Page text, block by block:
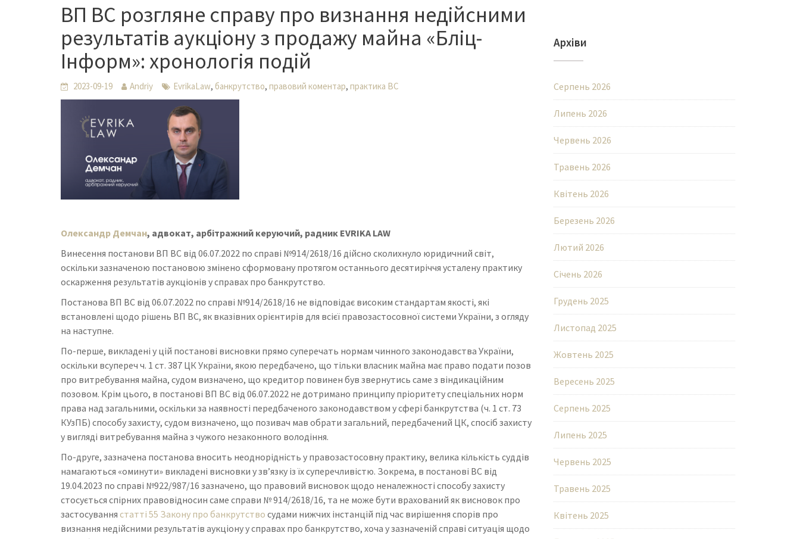
ВП ВС розгляне справу про визнання недійсними
результатів аукціону з продажу майна «Бліц-
Інформ»: хронологія подій
2023-09-19 Andriy EvrikaLaw, банкрутство, правовий коментар, практика ВС
Олександр Демчан, адвокат, арбітражний керуючий, радник EVRIKA LAW
Винесення постанови ВП ВС від 06.07.2022 по справі №914/2618/16 дійсно сколихнуло юридичний світ,
оскільки зазначеною постановою змінено сформовану протягом останнього десятиріччя усталену практику
оскарження результатів аукціонів у справах про банкрутство.
Постанова ВП ВС від 06.07.2022 по справі №914/2618/16 не відповідає високим стандартам якості, які
встановлені щодо рішень ВП ВС, як вказівних орієнтирів для всієї правозастосовної системи України, з огляду
на наступне.
По-перше, викладені у цій постанові висновки прямо суперечать нормам чинного законодавства України,
оскільки всупереч ч. 1 ст. 387 ЦК України, якою передбачено, що тільки власник майна має право подати позов
про витребування майна, судом визначено, що кредитор повинен був звернутись саме з віндикаційним
позовом. Крім цього, в постанові ВП ВС від 06.07.2022 не дотримано принципу пріоритету спеціальних норм
права над загальними, оскільки за наявності передбаченого законодавством у сфері банкрутства (ч. 1 ст. 73
КУзПБ) способу захисту, судом визначено, що позивач мав обрати загальний, передбачений ЦК, спосіб захисту
у вигляді витребування майна з чужого незаконного володіння.
По-друге, зазначена постанова вносить неоднорідність у правозастосовну практику, велика кількість суддів
намагаються «оминути» викладені висновки у зв’язку із їх суперечливістю. Зокрема, в постанові ВС від
19.04.2023 по справі №922/987/16 зазначено, що правовий висновок щодо неналежності способу захисту
стосується спірних правовідносин саме справи № 914/2618/16, та не може бути врахований як висновок про
застосування статті 55 Закону про банкрутство судами нижчих інстанцій під час вирішення спорів про
визнання недійсними результатів аукціону у справах про банкрутство, хоча у зазначеній справі ситуація щодо
Архіви
Серпень 2026
Липень 2026
Червень 2026
Травень 2026
Квітень 2026
Березень 2026
Лютий 2026
Січень 2026
Грудень 2025
Листопад 2025
Жовтень 2025
Вересень 2025
Серпень 2025
Липень 2025
Червень 2025
Травень 2025
Квітень 2025